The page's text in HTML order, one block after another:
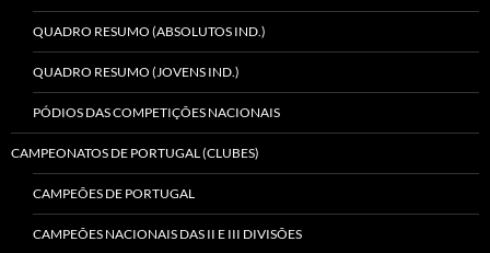
QUADRO RESUMO (ABSOLUTOS IND.)
QUADRO RESUMO (JOVENS IND.)
PÓDIOS DAS COMPETIÇÕES NACIONAIS
CAMPEONATOS DE PORTUGAL (CLUBES)
CAMPEÕES DE PORTUGAL
CAMPEÕES NACIONAIS DAS II E III DIVISÕES